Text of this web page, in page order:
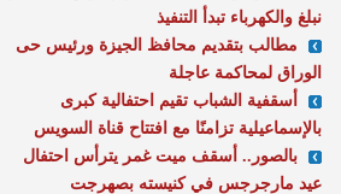
نبلغ والكهرباء تبدأ التنفيذ
مطالب بتقديم محافظ الجيزة ورئيس حى
الوراق لمحاكمة عاجلة
أسقفية الشباب تقيم احتفالية كبرى
بالإسماعيلية تزامنًا مع افتتاح قناة السويس
بالصور.. أسقف ميت غمر يترأس احتفال
عيد مارجرجس في كنيسته بصهرجت